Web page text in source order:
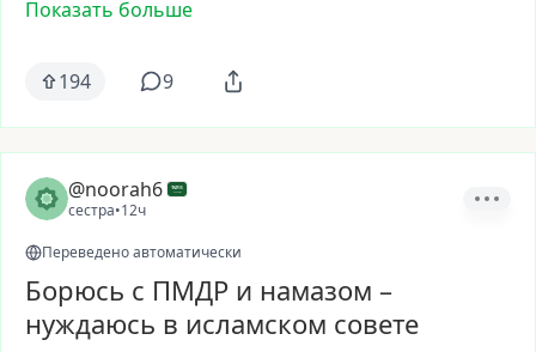
Показать больше
194 9
@noorah6
сестра•12ч
Переведено автоматически
Борюсь с ПМДР и намазом –
нуждаюсь в исламском совете